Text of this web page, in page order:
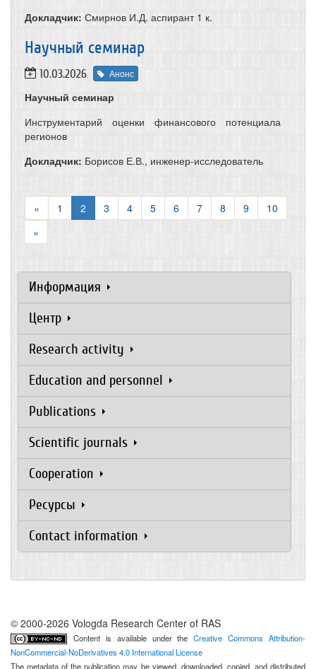
Докладчик: Смирнов И.Д. аспирант 1 к.
​Научный семинар
10.03.2026 Анонс
Научный семинар
Инструментарий оценки финансового потенциала
регионов
Докладчик: Борисов Е.В., инженер-исследователь
« 1 2 3 4 5 6 7 8 9
10
»
Информация
Центр
Research activity
Education and personnel
Publications
Scientific journals
Cooperation
Ресурсы
Contact information
© 2000-2026 Vologda Research Center of RAS
Content is available under theCreative Commons Attribution-
NonCommercial-NoDerivatives 4.0 International License
The metadata of the publication may be viewed, downloaded, copied, and distributed